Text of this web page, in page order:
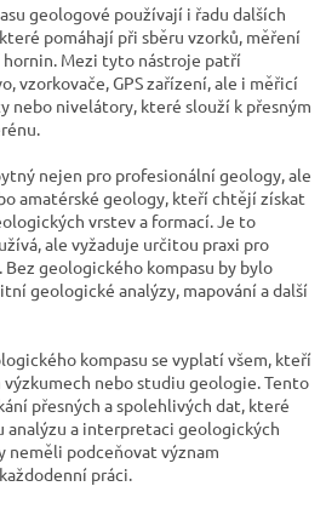
geologové používají i řadu dalších
pomáhají při sběru vzorků, měření
hornin. Mezi tyto nástroje patří
vzorkovače, GPS zařízení, ale i měřicí
nebo nivelátory, které slouží k přesným
nejen pro profesionální geology, ale
amatérské geology, kteří chtějí získat
vrstev a formací. Je to
ale vyžaduje určitou praxi pro
geologického kompasu by bylo
geologické analýzy, mapování a další
kompasu se vyplatí všem, kteří
nebo studiu geologie. Tento
přesných a spolehlivých dat, které
analýzu a interpretaci geologických
neměli podceňovat význam
práci.